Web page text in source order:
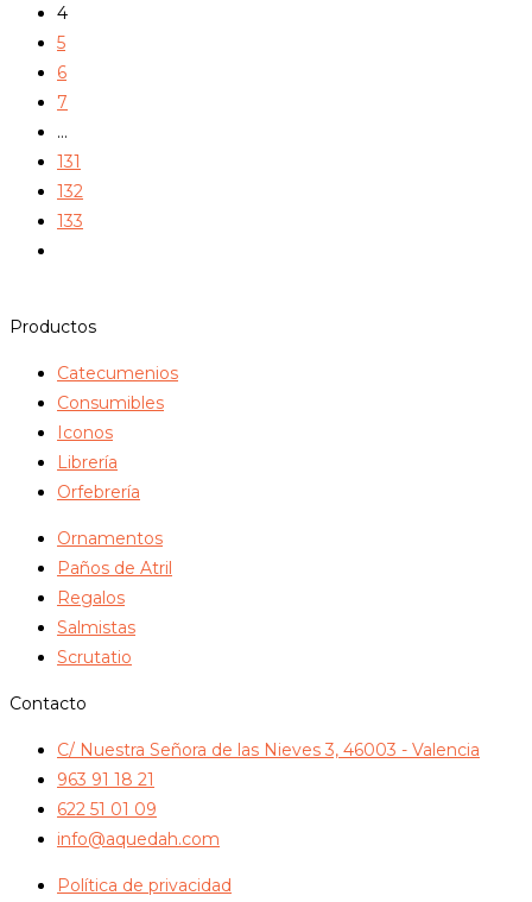
4
5
6
7
…
131
132
133
Productos
Catecumenios
Consumibles
Iconos
Librería
Orfebrería
Ornamentos
Paños de Atril
Regalos
Salmistas
Scrutatio
Contacto
C/ Nuestra Señora de las Nieves 3, 46003 - Valencia
963 91 18 21
622 51 01 09
info@aquedah.com
Política de privacidad